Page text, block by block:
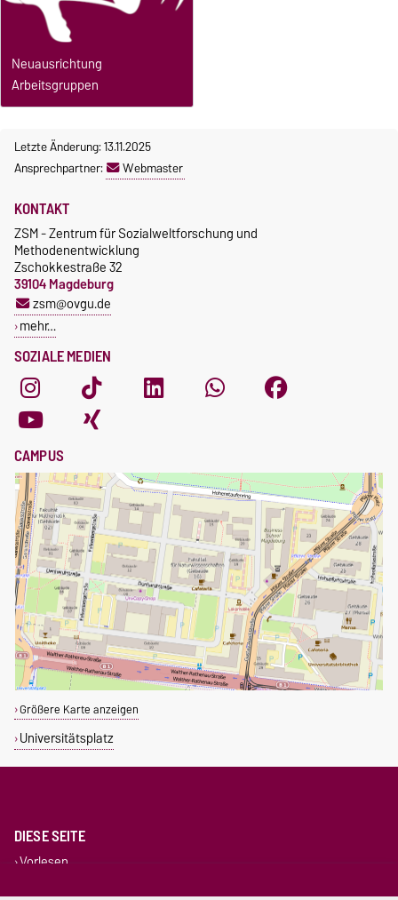
Neuausrichtung
Arbeitsgruppen
Letzte Änderung: 13.11.2025
Ansprechpartner:
Webmaster
SOZIALE MEDIEN
KONTAKT
ZSM - Zentrum für Sozialweltforschung und
Methodenentwicklung
Zschokkestraße 32
39104 Magdeburg
zsm@ovgu.de
mehr…
CAMPUS
Größere Karte anzeigen
Universitätsplatz
DIESE SEITE
Vorlesen